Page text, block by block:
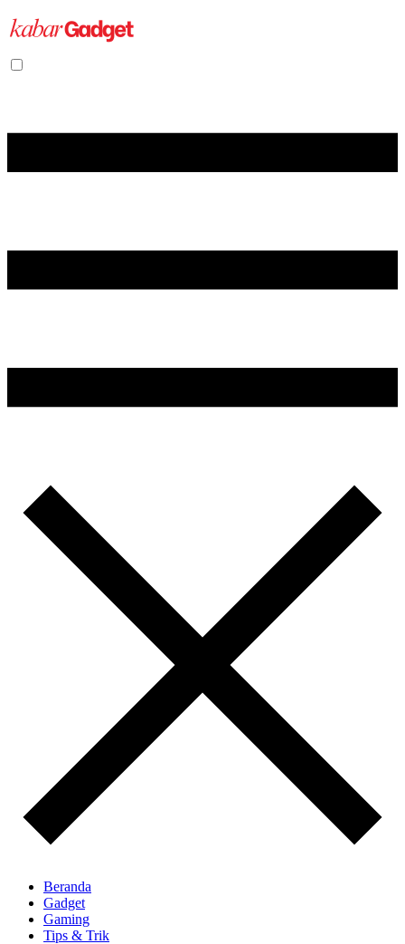
Beranda
Gadget
Gaming
Tips & Trik